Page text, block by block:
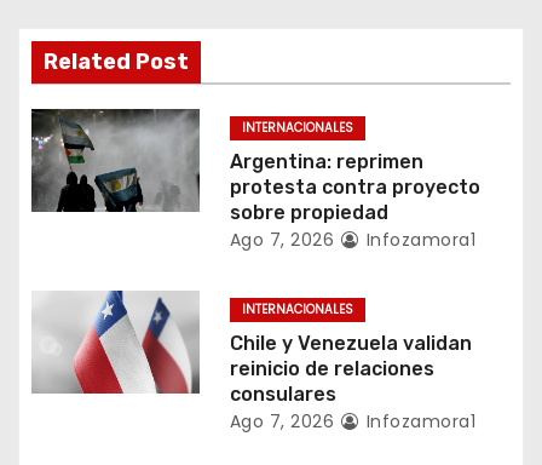
n
d
e
e
r
Related Post
INTERNACIONALES
Argentina: reprimen
protesta contra proyecto
sobre propiedad
Ago 7, 2026 Infozamora1
INTERNACIONALES
Chile y Venezuela validan
reinicio de relaciones
consulares
Ago 7, 2026 Infozamora1